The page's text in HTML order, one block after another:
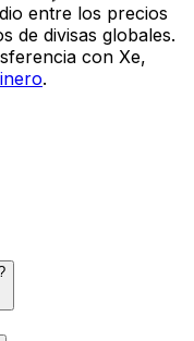
entre los precios
de divisas globales.
con Xe,
.